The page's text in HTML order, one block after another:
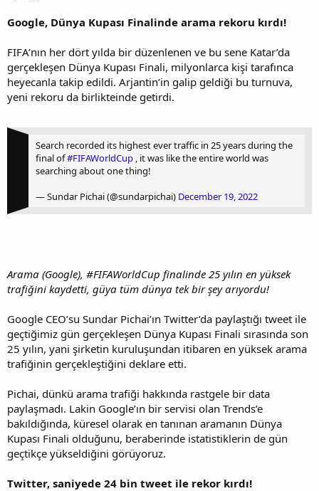
Google, Dünya Kupası Finalinde arama rekoru kırdı!
FIFA’nın her dört yılda bir düzenlenen ve bu sene Katar’da
gerçekleşen Dünya Kupası Finali, milyonlarca kişi tarafınca
heyecanla takip edildi. Arjantin’in galip geldiği bu turnuva,
yeni rekoru da birlikteinde getirdi.
Search recorded its highest ever traffic in 25 years during the
final of#FIFAWorldCup , it was like the entire world was
searching about one thing!
— Sundar Pichai (@sundarpichai) December 19, 2022
Arama (Google), #FIFAWorldCup finalinde 25 yılın en yüksek
trafiğini kaydetti, güya tüm dünya tek bir şey arıyordu!
Google CEO’su Sundar Pichai’ın Twitter’da paylaştığı tweet ile
geçtiğimiz gün gerçekleşen Dünya Kupası Finali sırasında son
25 yılın, yani şirketin kuruluşundan itibaren en yüksek arama
trafiğinin gerçekleştiğini deklare etti.
Pichai, dünkü arama trafiği hakkında rastgele bir data
paylaşmadı. Lakin Google’ın bir servisi olan Trends’e
bakıldığında, küresel olarak en tanınan aramanın Dünya
Kupası Finali olduğunu, beraberinde istatistiklerin de gün
geçtikçe yükseldiğini görüyoruz.
Twitter, saniyede 24 bin tweet ile rekor kırdı!